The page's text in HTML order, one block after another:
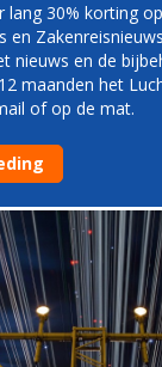
lang 30% korting
en
nieuws en de
maanden het
of op de mat.